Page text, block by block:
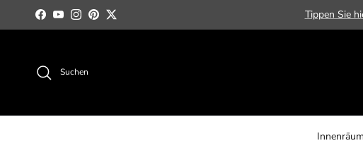
Direkt zum Inhalt
Facebook
YouTubeInstagram
PinterestTwitter Tippen Sie
Suchen